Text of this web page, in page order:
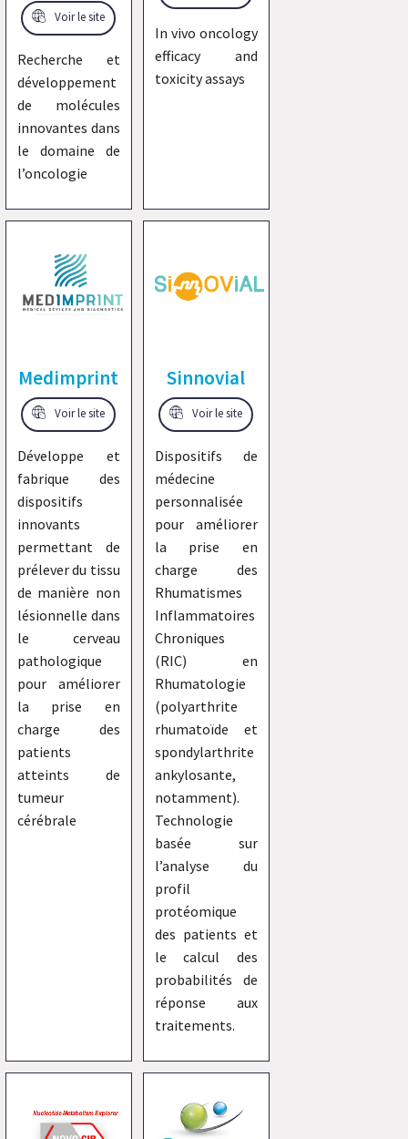
Voir le site
Recherche et
développement
de molécules
innovantes dans
le domaine de
l’oncologie
In vivo oncology
efficacy and
toxicity assays
Medimprint
Voir le site
Développe et
fabrique des
dispositifs
innovants
permettant de
prélever du tissu
de manière non
lésionnelle dans
le cerveau
pathologique
pour améliorer
la prise en
charge des
patients
atteints de
tumeur
cérébrale
Sinnovial
Voir le site
Dispositifs de
médecine
personnalisée
pour améliorer
la prise en
charge des
Rhumatismes
Inflammatoires
Chroniques
(RIC) en
Rhumatologie
(polyarthrite
rhumatoïde et
spondylarthrite
ankylosante,
notamment).
Technologie
basée sur
l’analyse du
profil
protéomique
des patients et
le calcul des
probabilités de
réponse aux
traitements.